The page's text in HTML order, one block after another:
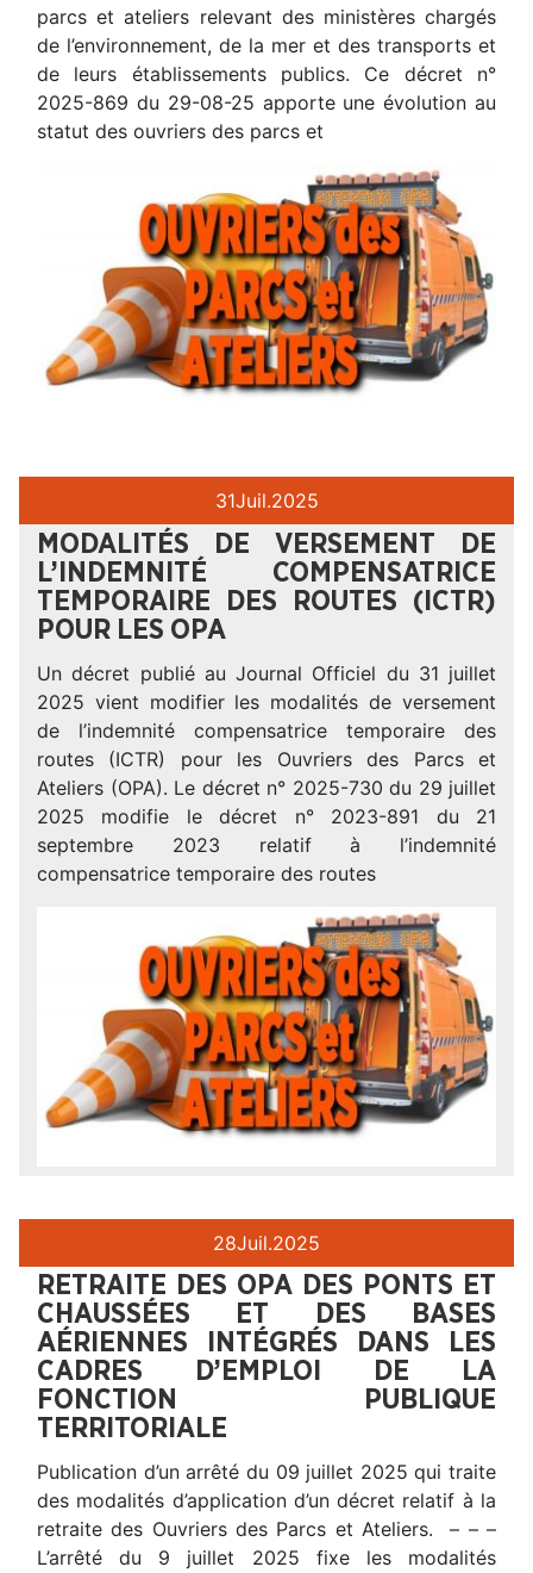
parcs et ateliers relevant des ministères chargés
de l’environnement, de la mer et des transports et
de leurs établissements publics. Ce décret n°
2025-869 du 29-08-25 apporte une évolution au
statut des ouvriers des parcs et
31Juil.2025
MODALITÉS DE VERSEMENT DE
L’INDEMNITÉ COMPENSATRICE
TEMPORAIRE DES ROUTES (ICTR)
POUR LES OPA
Un décret publié au Journal Officiel du 31 juillet
2025 vient modifier les modalités de versement
de l’indemnité compensatrice temporaire des
routes (ICTR) pour les Ouvriers des Parcs et
Ateliers (OPA). Le décret n° 2025-730 du 29 juillet
2025 modifie le décret n° 2023-891 du 21
septembre 2023 relatif à l’indemnité
compensatrice temporaire des routes
28Juil.2025
RETRAITE DES OPA DES PONTS ET
CHAUSSÉES ET DES BASES
AÉRIENNES INTÉGRÉS DANS LES
CADRES D’EMPLOI DE LA
FONCTION PUBLIQUE
TERRITORIALE
Publication d’un arrêté du 09 juillet 2025 qui traite
des modalités d’application d’un décret relatif à la
retraite des Ouvriers des Parcs et Ateliers. – – –
L’arrêté du 9 juillet 2025 fixe les modalités